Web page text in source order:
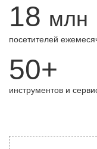
18 млн
посетителей
50+
инструментов и